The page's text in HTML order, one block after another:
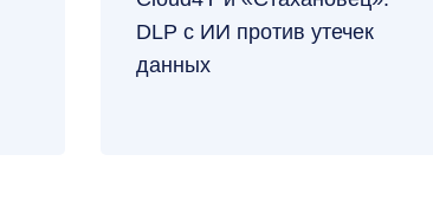
DLP с ИИ против утечек
данных